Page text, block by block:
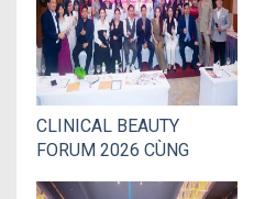
CLINICAL BEAUTY
FORUM 2026 CÙNG